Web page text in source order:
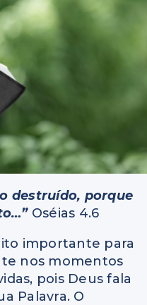
destruído, porque
Oséias 4.6
importante para
nos momentos
pois Deus fala
Palavra. O